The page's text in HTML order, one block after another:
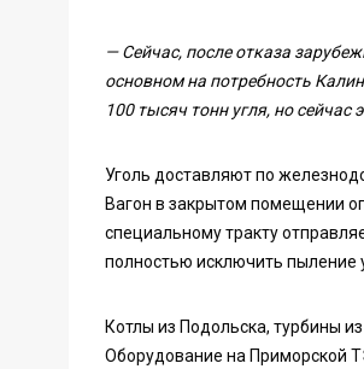
— Сейчас, после отказа
основном на потребность
100 тысяч тонн угля, но
Уголь доставляют по
Вагон в закрытом помещении
специальному тракту
полностью исключить пыление
Котлы из Подольска, турбины
Оборудование на Приморской